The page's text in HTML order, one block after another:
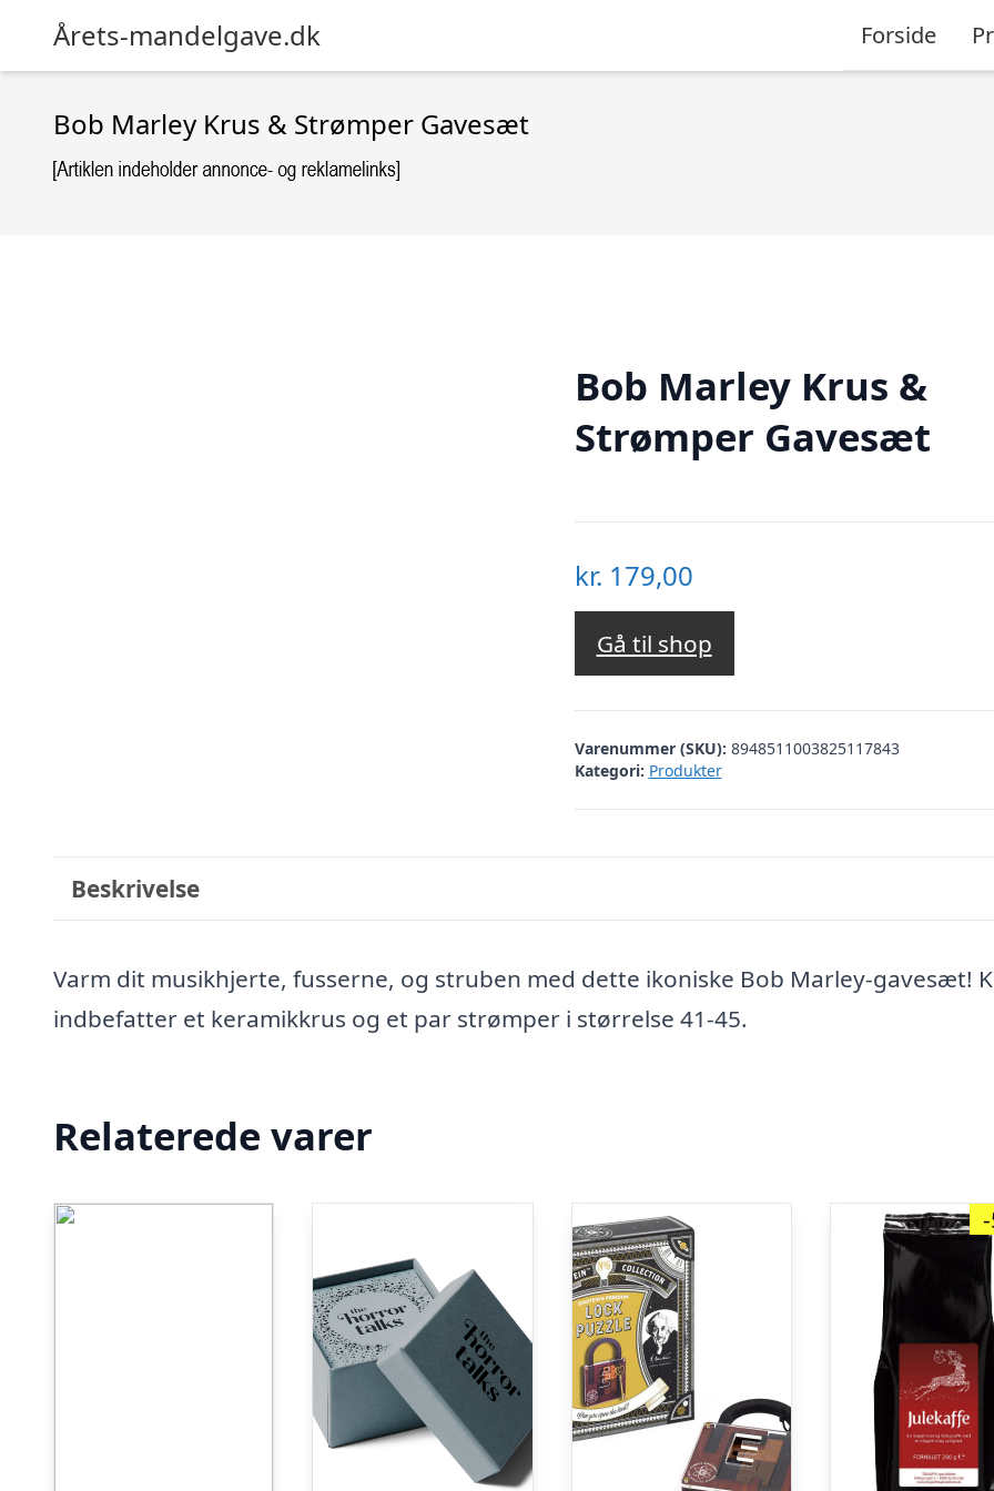
Årets-mandelgave.dk Forside
Bob Marley Krus & Strømper Gavesæt
Bob Marley Krus &
Strømper Gavesæt
kr. 179,00
Gå til shop
Varenummer (SKU): 8948511003825117843
Kategori: Produkter
Beskrivelse
Varm dit musikhjerte, fusserne, og struben med dette ikoniske Bob Marley-gavesæt!
indbefatter et keramikkrus og et par strømper i størrelse 41-45.
Relaterede varer